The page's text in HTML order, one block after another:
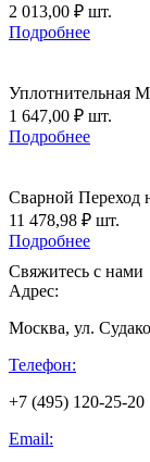
2 013,00 ₽ шт.
Подробнее
Уплотнительная
1 647,00 ₽ шт.
Подробнее
Сварной
11 478,98 ₽ шт.
Подробнее
Свяжитесь с нами
Адрес:
Москва, ул.
Телефон:
+7 (495) 120-25-20
Email: